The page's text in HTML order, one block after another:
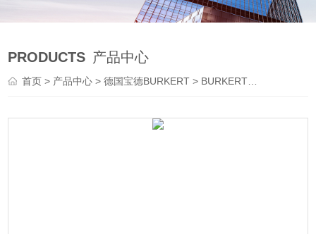
PRODUCTS 产品中心
首页> 产品中心 >德国宝德BURKERT > BURKERT电磁阀